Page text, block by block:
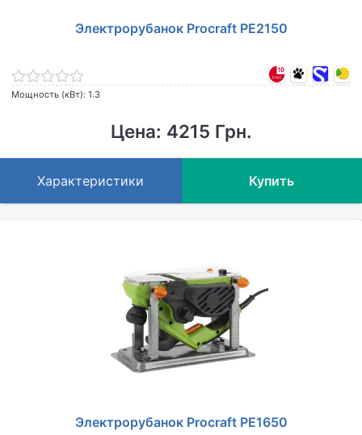
Электрорубанок Procraft PE2150
Мощность (кВт): 1.3
Цена: 4215 Грн.
Характеристики Купить
Электрорубанок Procraft PE1650